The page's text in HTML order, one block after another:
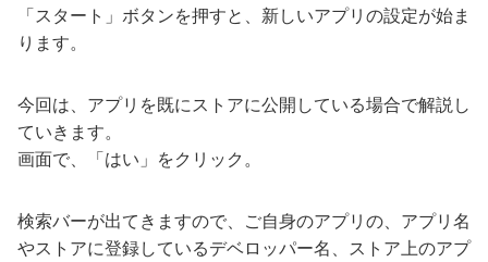
「スタート」ボタンを押すと、新しいアプリの設定が始ま
ります。
今回は、アプリを既にストアに公開している場合で解説し
ていきます。
画面で、「はい」をクリック。
検索バーが出てきますので、ご自身のアプリの、アプリ名
やストアに登録しているデベロッパー名、ストア上のアプ